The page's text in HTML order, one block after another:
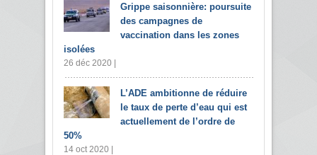
Grippe saisonnière: poursuite
des campagnes de
vaccination dans les zones
isolées
26 déc 2020 |
L’ADE ambitionne de réduire
le taux de perte d’eau qui est
actuellement de l’ordre de
50%
14 oct 2020 |